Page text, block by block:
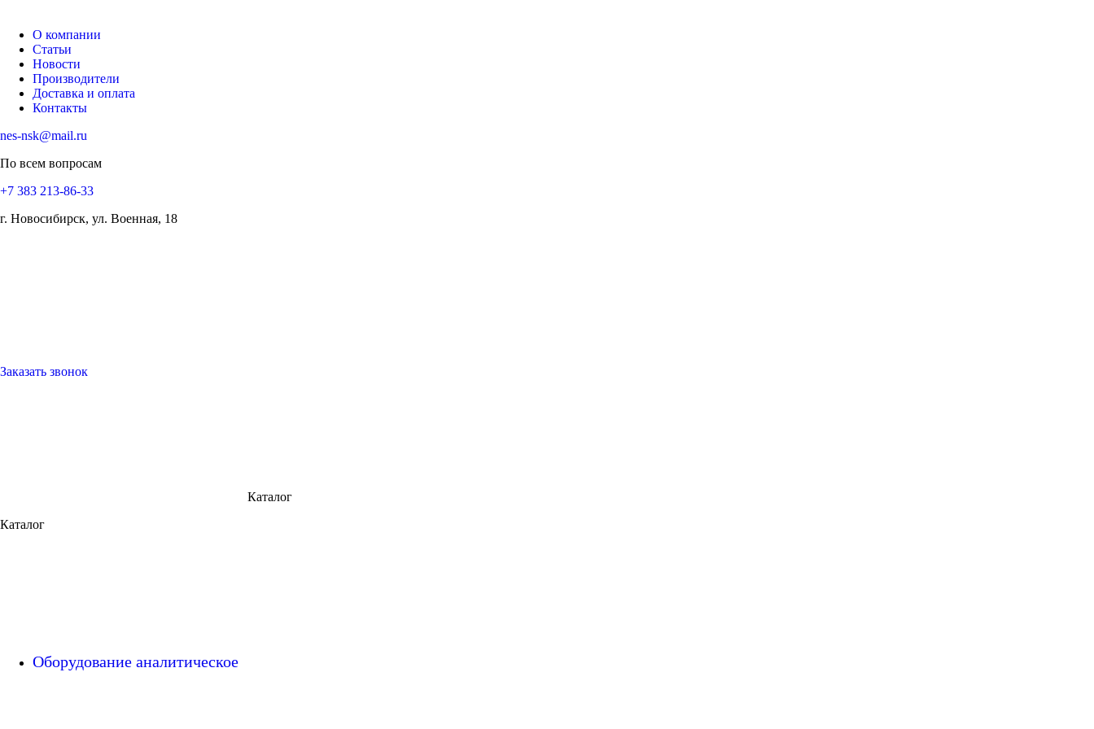
О компании
Статьи
Новости
Производители
Доставка и оплата
Контакты
nes-nsk@mail.ru
По всем вопросам
+7 383 213-86-33
г. Новосибирск, ул. Военная, 18
Заказать звонок
Каталог
Каталог
Оборудование аналитическое